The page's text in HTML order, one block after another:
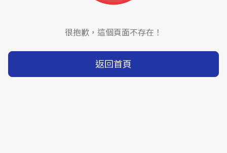
很抱歉，這個頁面不存在！
返回首頁